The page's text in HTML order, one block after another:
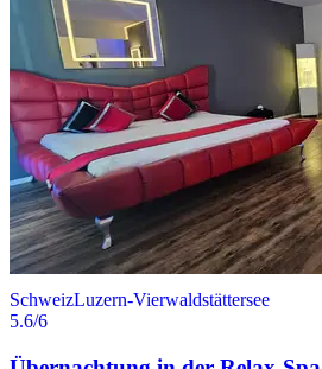
SchweizLuzern-Vierwaldstättersee
5.6/6